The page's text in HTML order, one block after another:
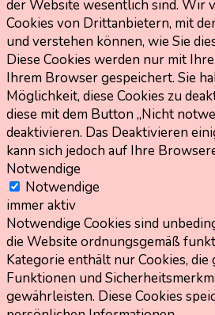
der Website wesentlich sind. Wir
Cookies von Drittanbietern, mit
und verstehen können, wie Sie
Diese Cookies werden nur mit
Ihrem Browser gespeichert. Sie
Möglichkeit, diese Cookies zu
diese mit dem Button „Nicht
deaktivieren. Das Deaktivieren
kann sich jedoch auf Ihre
Notwendige
Notwendige
immer aktiv
Notwendige Cookies sind
die Website ordnungsgemäß
Kategorie enthält nur Cookies,
Funktionen und
gewährleisten. Diese Cookies